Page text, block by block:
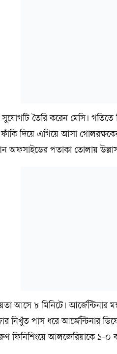
সুযোগটি তৈরি করেন মেসি। গতিতে
দিয়ে এগিয়ে আসা
অফসাইডের পতাকা তোলায় উল্লাস
আসে ৮ মিনিটে। আর্জেন্টিনার
নিখুঁত পাস ধরে আর্জেন্টিনার
ফিনিশিংয়ে আলজেরিয়াকে ১-০